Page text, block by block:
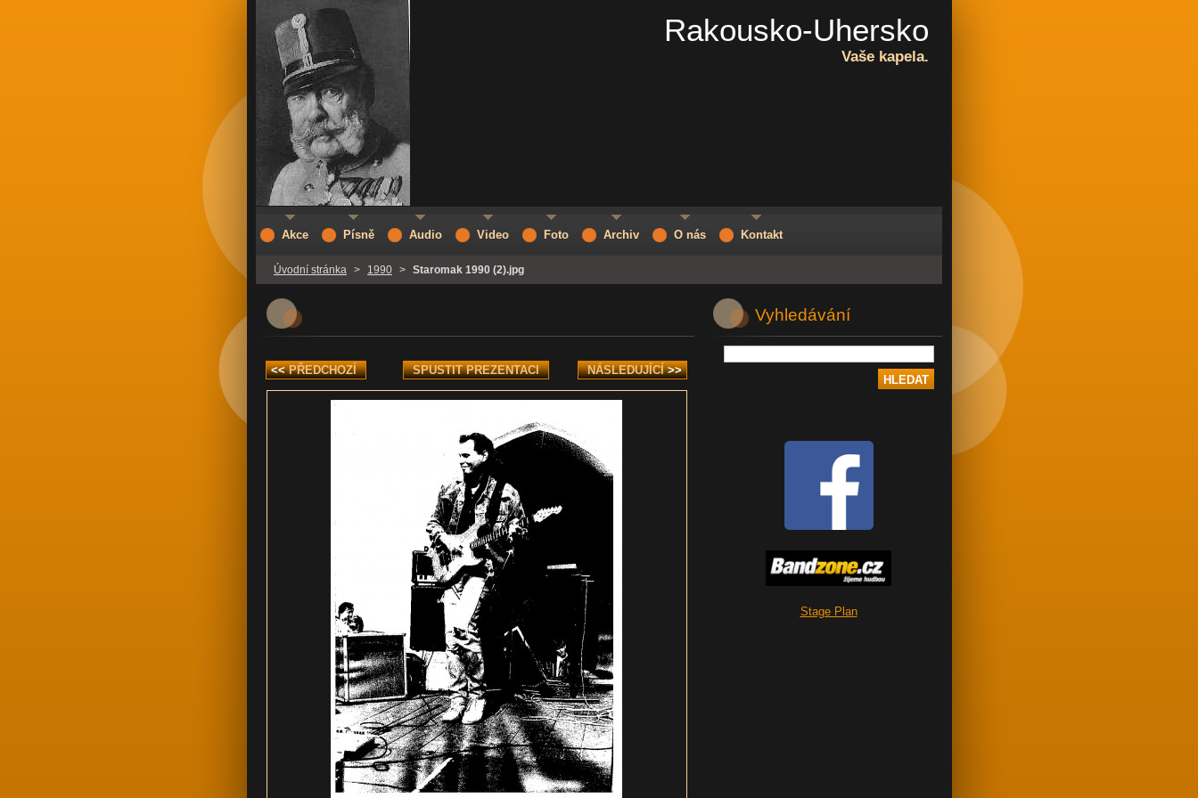
Rakousko-Uhersko
Vaše kapela.
Úvodní stránka > 1990 > Staromak 1990 (2).jpg
<< PŘEDCHOZÍ SPUSTIT PREZENTACI NÁSLEDUJÍCÍ >>
Vyhledávání
Stage Plan
Akce Písně Audio Video Foto Archiv O nás Kontakt